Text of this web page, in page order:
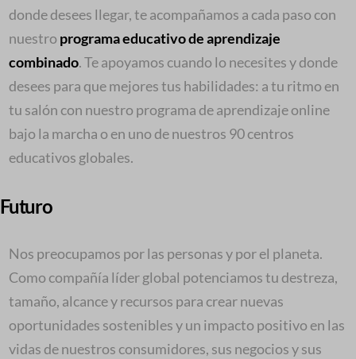
donde desees llegar, te acompañamos a cada paso con
nuestro programa educativo de aprendizaje
combinado. Te apoyamos cuando lo necesites y donde
desees para que mejores tus habilidades: a tu ritmo en
tu salón con nuestro programa de aprendizaje online
bajo la marcha o en uno de nuestros 90 centros
educativos globales.
Futuro
Nos preocupamos por las personas y por el planeta.
Como compañía líder global potenciamos tu destreza,
tamaño, alcance y recursos para crear nuevas
oportunidades sostenibles y un impacto positivo en las
vidas de nuestros consumidores, sus negocios y sus